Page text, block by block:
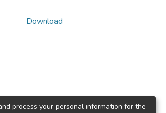
Download
process your personal information for the